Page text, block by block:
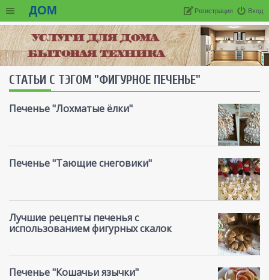
ДОМ Вход
Регистрация
СТАТЬИ С ТЭГОМ "ФИГУРНОЕ ПЕЧЕНЬЕ"
Печенье "Лохматые ёлки"
Печенье "Тающие снеговики"
Лучшие рецепты печенья с
использованием фигурных скалок
Печенье "Кошачьи язычки"